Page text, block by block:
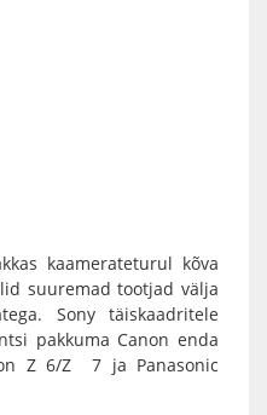
kaamerateturul kõva
suuremad tootjad välja
. Sony täiskaadritele
pakkuma Canon enda
Z 6/Z 7 ja Panasonic